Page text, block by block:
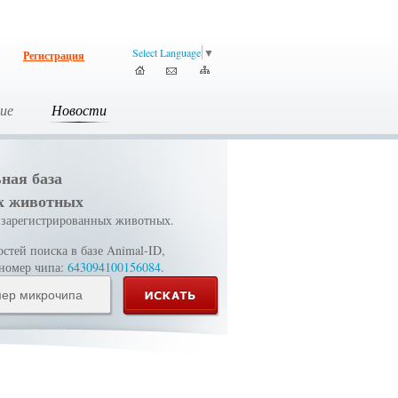
Регистрация Select Language ▼
Новости
база
животных
животных.
поиска в базе Animal-ID,
чипа: 643094100156084.